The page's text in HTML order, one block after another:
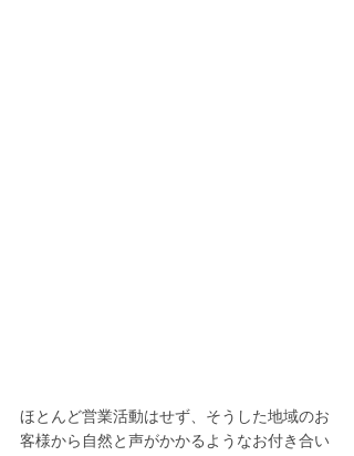
ほとんど営業活動はせず、そうした地域のお
客様から自然と声がかかるようなお付き合い